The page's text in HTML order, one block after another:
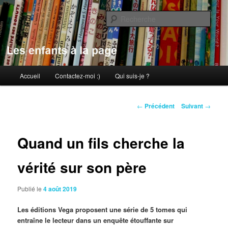
Aller
au
contenu
principalLes enfants à la page
principal
Accueil Contactez-moi :) Qui suis-je ?
Navigation
← Précédent Suivant →
Quand un fils cherche la
vérité sur son père
Publié le4 août 2019
Les éditions Vega proposent une série de 5 tomes qui
entraîne le lecteur dans un enquête étouffante sur